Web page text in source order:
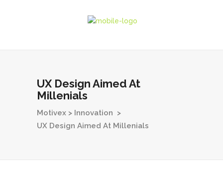
UX Design Aimed At
Millenials
Motivex > Innovation >
UX Design Aimed At Millenials